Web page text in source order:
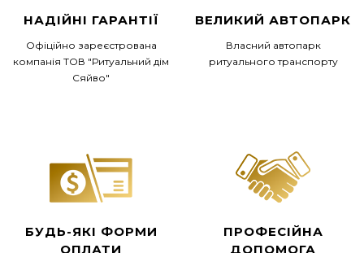
НАДІЙНІ ГАРАНТІЇ
Офіційно зареєстрована
компанія ТОВ "Ритуальний дім
Сяйво"
ВЕЛИКИЙ АВТОПАРК
Власний автопарк
ритуального транспорту
БУДЬ-ЯКІ ФОРМИ
ОПЛАТИ
ПРОФЕСІЙНА
ДОПОМОГА